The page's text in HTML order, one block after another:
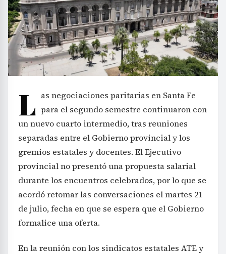
L as negociaciones paritarias en Santa Fe
para el segundo semestre continuaron con
un nuevo cuarto intermedio, tras reuniones
separadas entre el Gobierno provincial y los
gremios estatales y docentes. El Ejecutivo
provincial no presentó una propuesta salarial
durante los encuentros celebrados, por lo que se
acordó retomar las conversaciones el martes 21
de julio, fecha en que se espera que el Gobierno
formalice una oferta.
En la reunión con los sindicatos estatales ATE y